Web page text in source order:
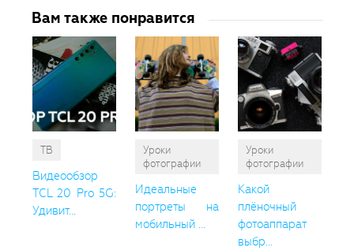
Вам также понравится
ТВ
Видеообзор
TCL 20 Pro 5G:
Удивит...
Уроки
фотографии
Идеальные
портреты на
мобильный ...
Уроки
фотографии
Какой
плёночный
фотоаппарат
выбр...